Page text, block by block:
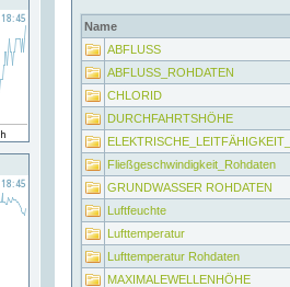
Name
ABFLUSS
ABFLUSS_ROHDATEN
CHLORID
DURCHFAHRTSHÖHE
Fließgeschwindigkeit_Rohdaten
GRUNDWASSER ROHDATEN
Luftfeuchte
Lufttemperatur
Lufttemperatur Rohdaten
MAXIMALEWELLENHÖHE